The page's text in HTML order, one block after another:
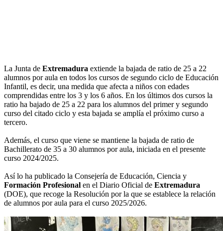
La Junta de Extremadura extiende la bajada de ratio de 25 a 22
alumnos por aula en todos los cursos de segundo ciclo de Educación
Infantil, es decir, una medida que afecta a niños con edades
comprendidas entre los 3 y los 6 años. En los últimos dos cursos la
ratio ha bajado de 25 a 22 para los alumnos del primer y segundo
curso del citado ciclo y esta bajada se amplía el próximo curso a
tercero.
Además, el curso que viene se mantiene la bajada de ratio de
Bachillerato de 35 a 30 alumnos por aula, iniciada en el presente
curso 2024/2025.
Así lo ha publicado la Consejería de Educación, Ciencia y
Formación Profesional en el Diario Oficial de Extremadura
(DOE), que recoge la Resolución por la que se establece la relación
de alumnos por aula para el curso 2025/2026.